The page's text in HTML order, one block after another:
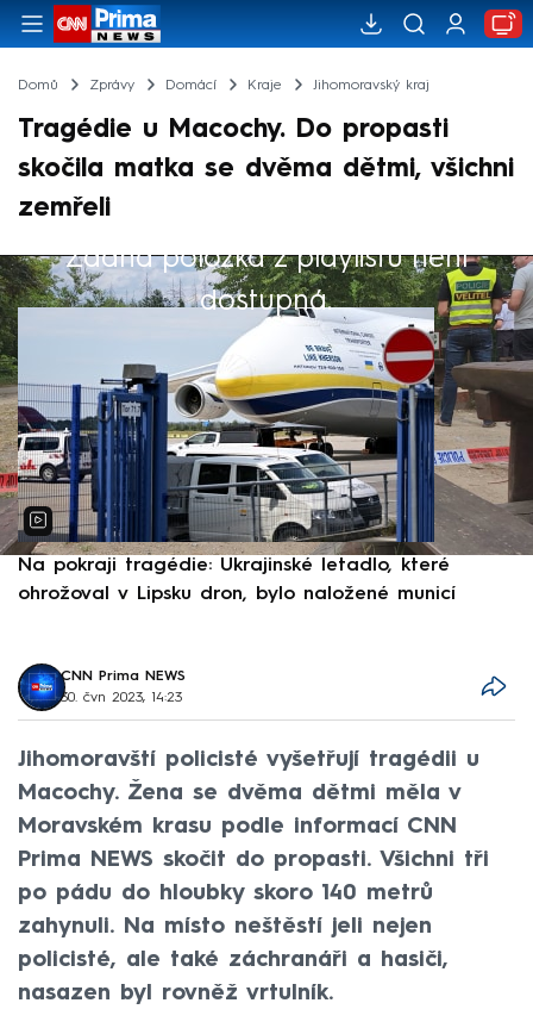
Domů Zprávy Domácí Kraje Jihomoravský kraj
Tragédie u Macochy. Do propasti
skočila matka se dvěma dětmi, všichni
zemřeli
Žádná položka z playlistu není
dostupná.
Výběr redakce
Na pokraji tragédie: Ukrajinské letadlo, které
ohrožoval v Lipsku dron, bylo naložené municí
CNN Prima NEWS
30. čvn 2023, 14:23
Jihomoravští policisté vyšetřují tragédii u
Macochy. Žena se dvěma dětmi měla v
Moravském krasu podle informací CNN
Prima NEWS skočit do propasti. Všichni tři
po pádu do hloubky skoro 140 metrů
zahynuli. Na místo neštěstí jeli nejen
policisté, ale také záchranáři a hasiči,
nasazen byl rovněž vrtulník.